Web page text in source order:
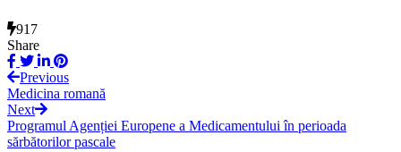
917
Share
Previous
Medicina romană
Next
Programul Agenției Europene a Medicamentului în perioada
sărbătorilor pascale